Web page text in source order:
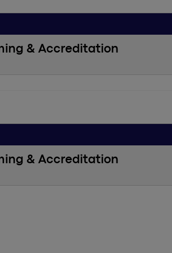
& Accreditation
& Accreditation